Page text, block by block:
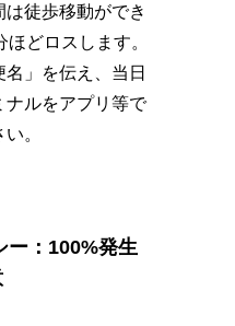
徒歩移動ができ
どロスします。
」を伝え、当日
ナルをアプリ等で
。
：100%発生